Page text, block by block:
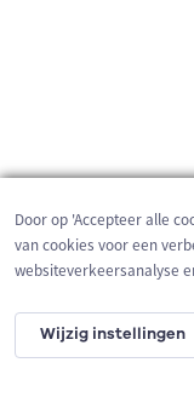
200 m
Door op 'Accepteer alle
van cookies voor een
websiteverkeersanalyse
Wijzig instellingen